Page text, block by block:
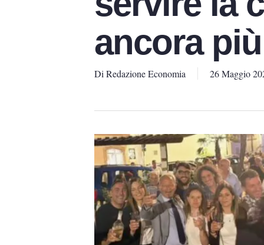
ancora
Di Redazione Economia 26 Maggio